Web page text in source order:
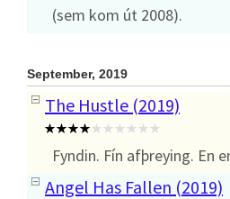
(sem kom út 2008).
September, 2019
The Hustle (2019)
Fyndin. Fín afþreying. En
Angel Has Fallen (2019)